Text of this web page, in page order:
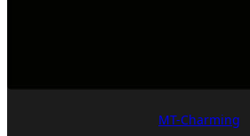
MT-Charming